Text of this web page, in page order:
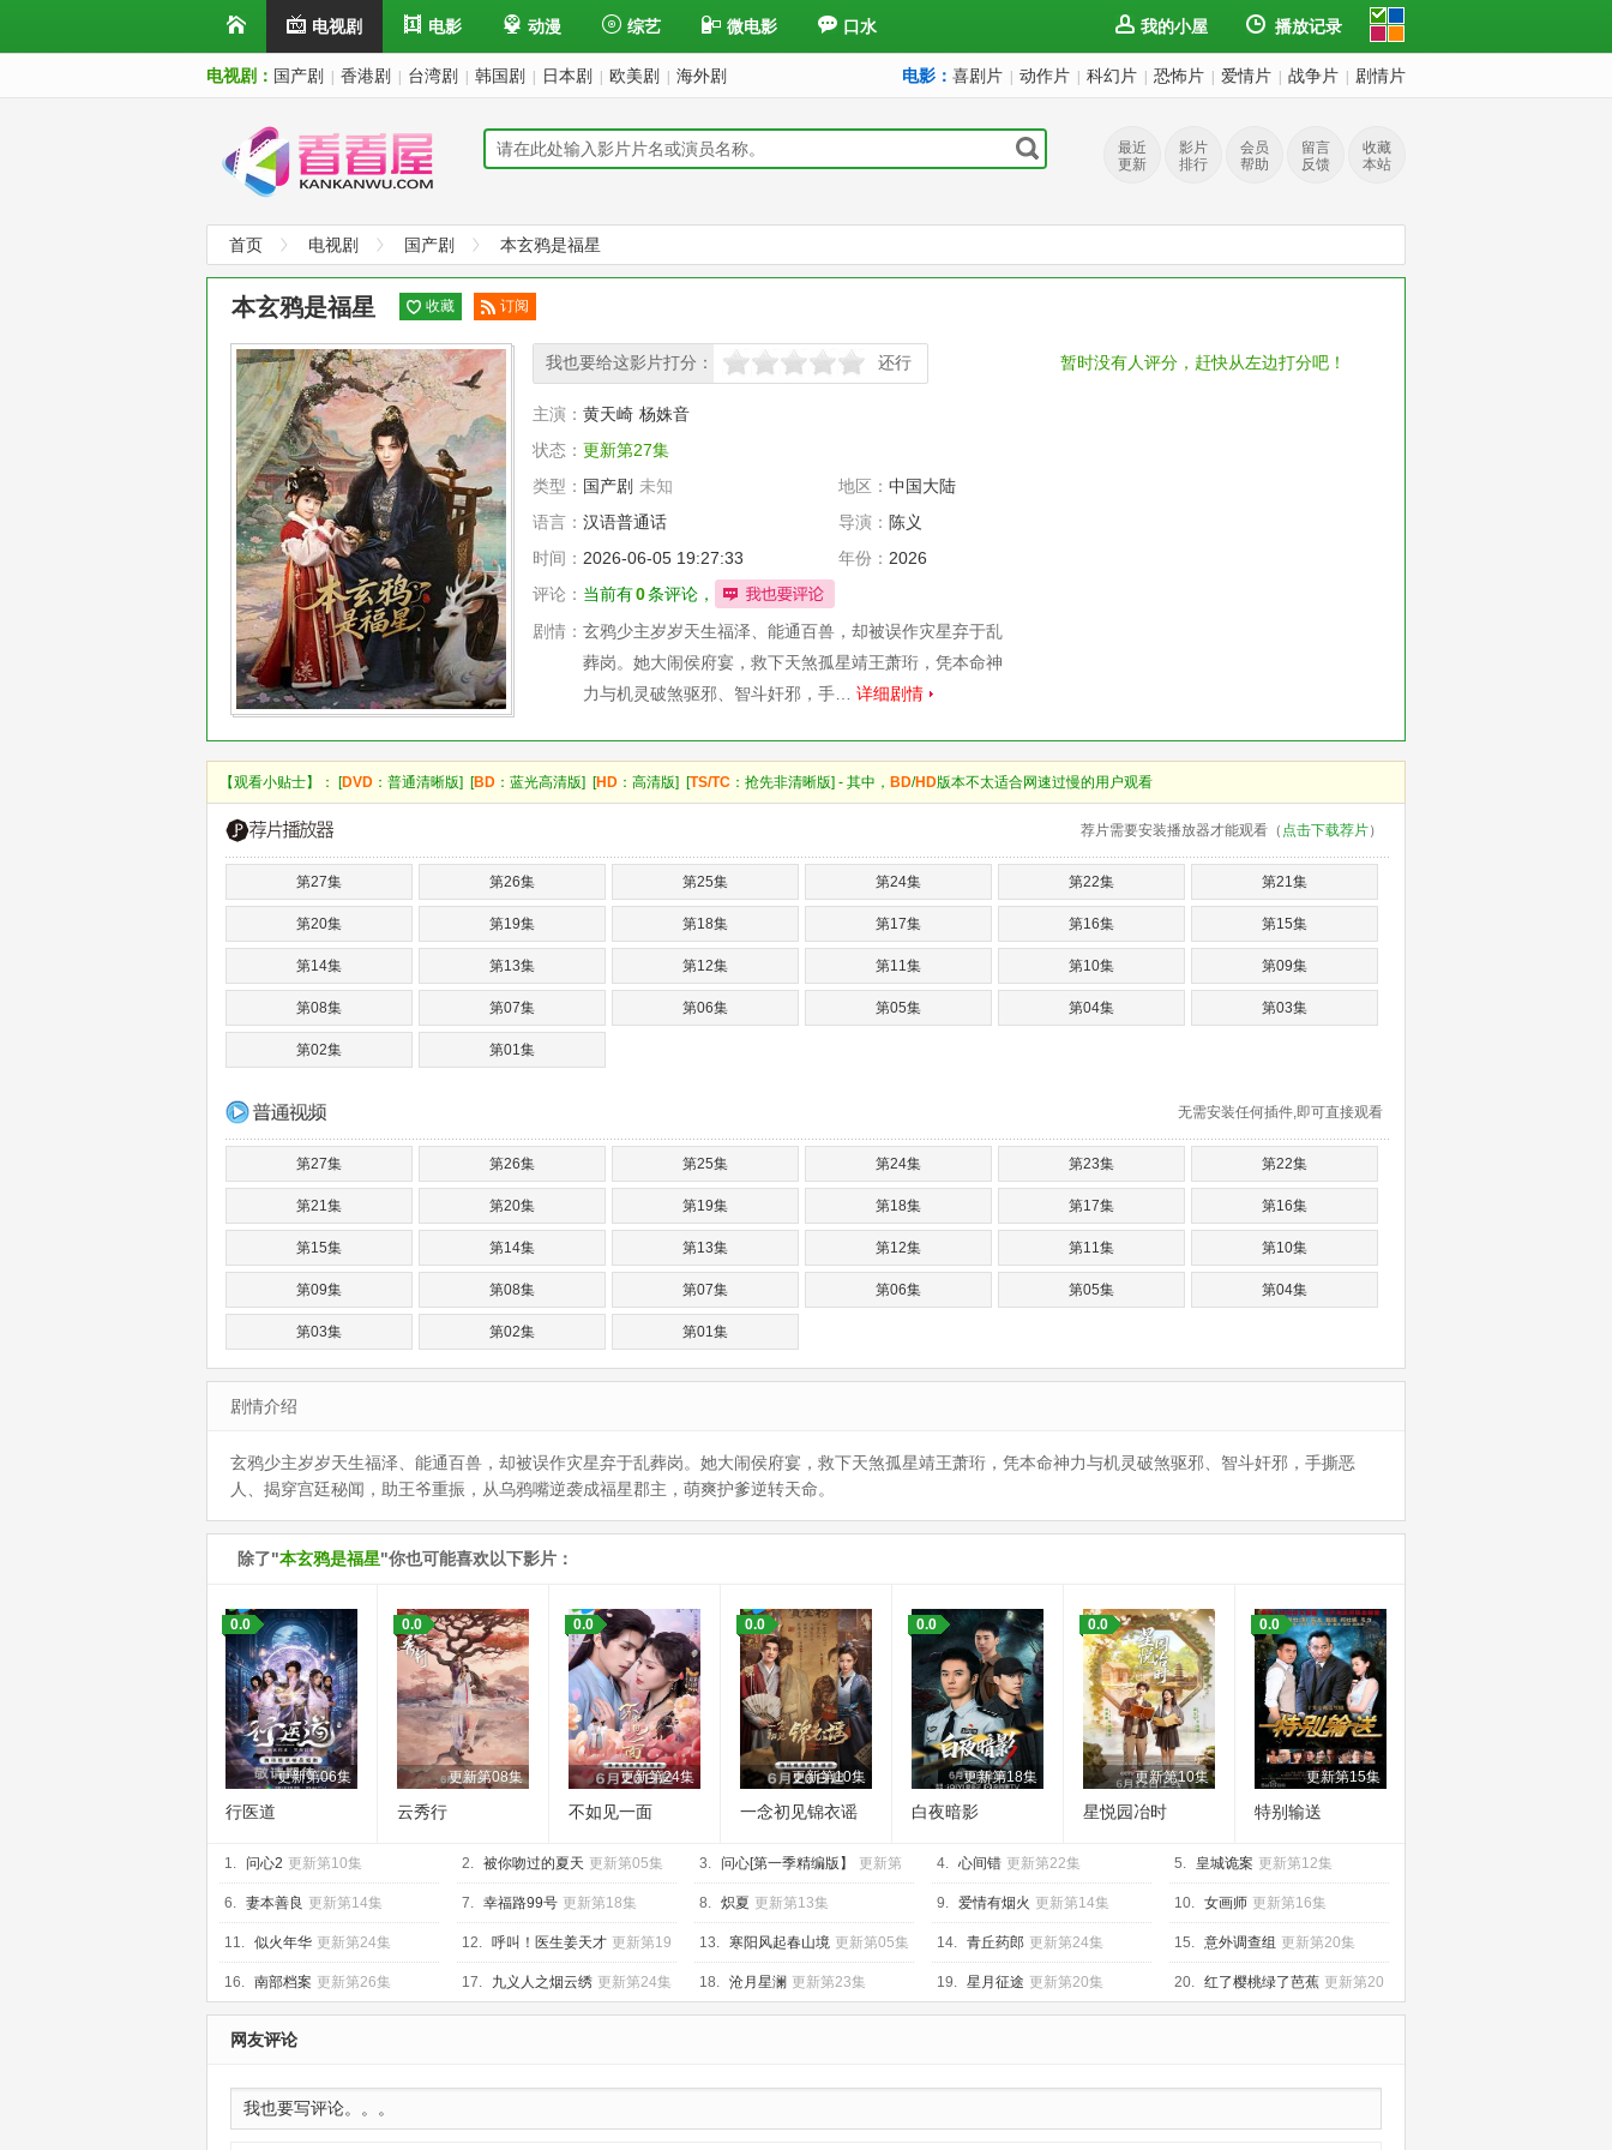
电视剧 电影 动漫 综艺 微电影 口水 我的小屋 播放记录
电视剧： 国产剧 香港剧 台湾剧 韩国剧 日本剧 欧美剧 海外剧 电影： 喜剧片 动作片 科幻片 恐怖片 爱情片 战争片 剧情片
最近
更新
影片
排行
会员
帮助
留言
反馈
收藏
本站
首页 电视剧 国产剧 本玄鸦是福星
暂时没有人评分，赶快从左边打分吧！
本玄鸦是福星 收藏
订阅
阅
我也要给这影片打分：
很差较差 还行推荐 力荐 还行
主演： 黄天崎 杨姝音
状态： 更新第27集
类型： 国产剧 未知 地区： 中国大陆
语言： 汉语普通话 导演： 陈义
时间： 2026-06-05 19:27:33 年份： 2026
评论： 当前有0条评论，
剧情： 玄鸦少主岁岁天生福泽、能通百兽，却被误作灾星弃于乱
葬岗。她大闹侯府宴，救下天煞孤星靖王萧珩，凭本命神
力与机灵破煞驱邪、智斗奸邪，手… 详细剧情
【观看小贴士】： [DVD ：普通清晰版] [BD ：蓝光高清版] [HD ：高清版] [TS/TC ：抢先非清晰版] - 其中， BD/HD版本不太适合网速过慢的用户观看
荐片需要安装播放器才能观看（ 点击下载荐片）
第27集 第26集 第25集 第24集 第22集 第21集
第20集 第19集 第18集 第17集 第16集 第15集
第14集 第13集 第12集 第11集 第10集 第09集
第08集 第07集 第06集 第05集 第04集 第03集
第02集 第01集
无需安装任何插件,即可直接观看
第27集 第26集 第25集 第24集 第23集 第22集
第21集 第20集 第19集 第18集 第17集 第16集
第15集 第14集 第13集 第12集 第11集 第10集
第09集 第08集 第07集 第06集 第05集 第04集
第03集 第02集 第01集
剧情介绍
玄鸦少主岁岁天生福泽、能通百兽，却被误作灾星弃于乱葬岗。她大闹侯府宴，救下天煞孤星靖王萧珩，凭本命神力与机灵破煞驱邪、智斗奸邪，手撕恶
人、揭穿宫廷秘闻，助王爷重振，从乌鸦嘴逆袭成福星郡主，萌爽护爹逆转天命。
除了"本玄鸦是福星"你也可能喜欢以下影片：
更新第06集
0.0
行医道
更新第08集
0.0
云秀行
更新第24集
0.0
不如见一面
更新第10集
0.0
一念初见锦衣谣
更新第18集
0.0
白夜暗影
更新第10集
0.0
星悦园冶时
更新第15集
0.0
特别输送
1. 问心2 更新第10集 2. 被你吻过的夏天 更新第05集 3. 问心[第一季精编版】 更新第
02集
4. 心间错 更新第22集 5. 皇城诡案 更新第12集
6. 妻本善良 更新第14集 7. 幸福路99号 更新第18集 8. 炽夏 更新第13集 9. 爱情有烟火 更新第14集 10. 女画师 更新第16集
11. 似火年华 更新第24集 12. 呼叫！医生姜天才 更新第19
集
13. 寒阳风起春山境 更新第05集 14. 青丘药郎 更新第24集 15. 意外调查组 更新第20集
16. 南部档案 更新第26集 17. 九义人之烟云绣 更新第24集 18. 沧月星澜 更新第23集 19. 星月征途 更新第20集 20. 红了樱桃绿了芭蕉 更新第20
集
网友评论